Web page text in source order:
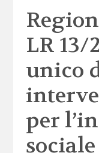
LR 13/
unico
per